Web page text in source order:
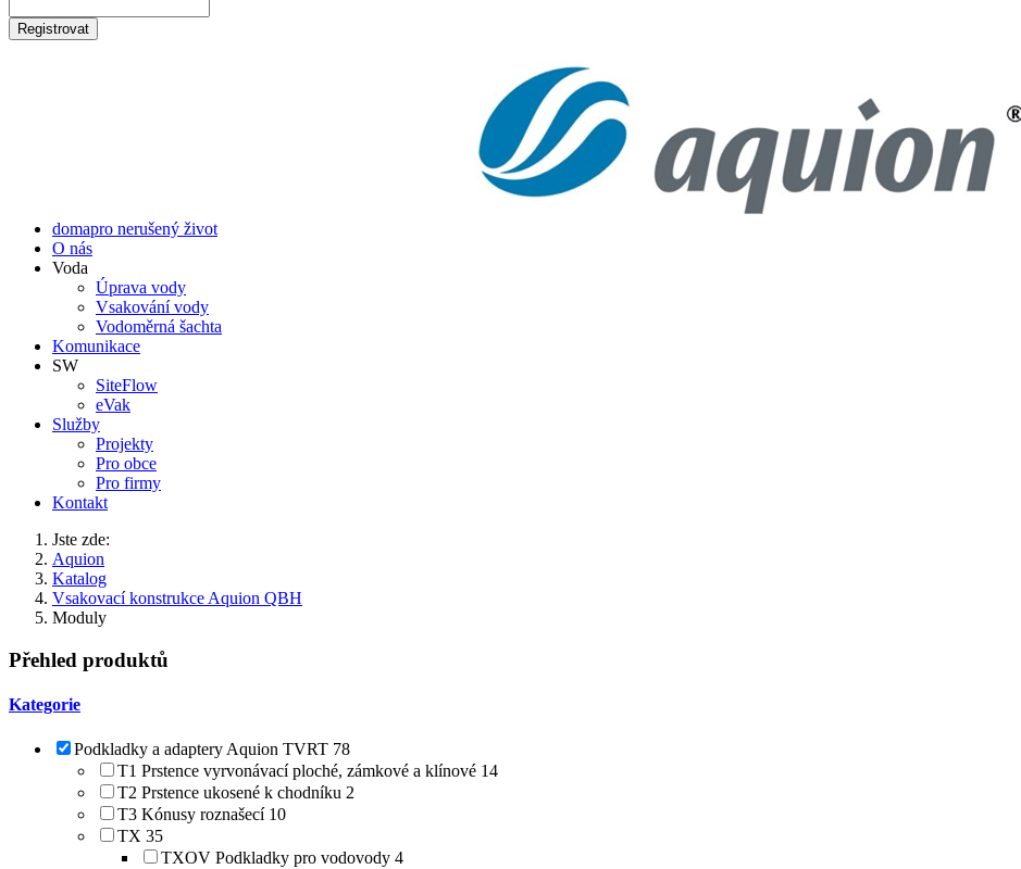
Registrovat
domapro nerušený život
O nás
Voda
Úprava vody
Vsakování vody
Vodoměrná šachta
Komunikace
SW
SiteFlow
eVak
Služby
Projekty
Pro obce
Pro firmy
Kontakt
Jste zde:
Aquion
Katalog
Vsakovací konstrukce Aquion QBH
Moduly
Přehled produktů
Kategorie
Podkladky a adaptery Aquion TVRT 78
T1 Prstence vyrvonávací ploché, zámkové a klínové 14
T2 Prstence ukosené k chodníku 2
T3 Kónusy roznašecí 10
TX 35
TXOV Podkladky pro vodovody 4